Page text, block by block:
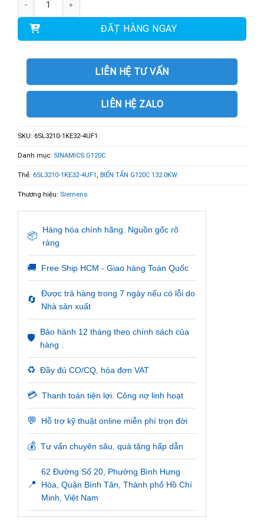
ĐẶT HÀNG NGAY
LIÊN HỆ TƯ VẤN
LIÊN HỆ ZALO
SKU: 6SL3210-1KE32-4UF1
Danh mục: SINAMICS G120C
Thẻ: 6SL3210-1KE32-4UF1, BIẾN TẦN G120C 132.0KW
Thương hiệu: Siemens
📦
Hàng hóa chính hãng. Nguồn gốc rõ
ràng
🚚 Free Ship HCM - Giao hàng Toàn Quốc
🔄
Được trả hàng trong 7 ngày nếu có lỗi do
Nhà sản xuất
🛡️
Bảo hành 12 tháng theo chính sách của
hàng .
♻️ Đầy đủ CO/CQ, hóa đơn VAT
💳 Thanh toán tiện lợi. Công nợ linh hoạt
💬 Hỗ trợ kỹ thuật online miễn phí trọn đời
💰 Tư vấn chuyên sâu, quà tặng hấp dẫn
📍
62 Đường Số 20, Phường Bình Hưng
Hòa, Quận Bình Tân, Thành phố Hồ Chí
Minh, Việt Nam